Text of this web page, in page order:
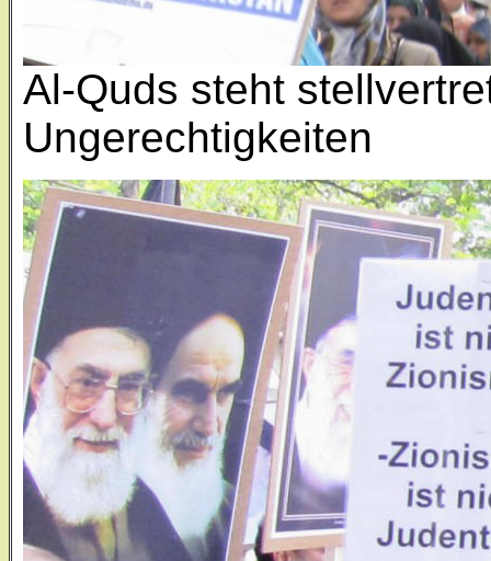
Al-Quds steht
Ungerechtigkeiten